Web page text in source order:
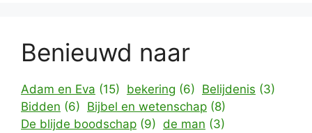
Benieuwd naar
Adam en Eva (15) bekering (6) Belijdenis (3)
Bidden (6) Bijbel en wetenschap (8)
De blijde boodschap (9) de man (3)